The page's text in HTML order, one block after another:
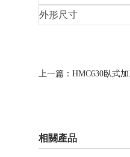
外形尺寸
上一篇：HMC630臥式
相關產品